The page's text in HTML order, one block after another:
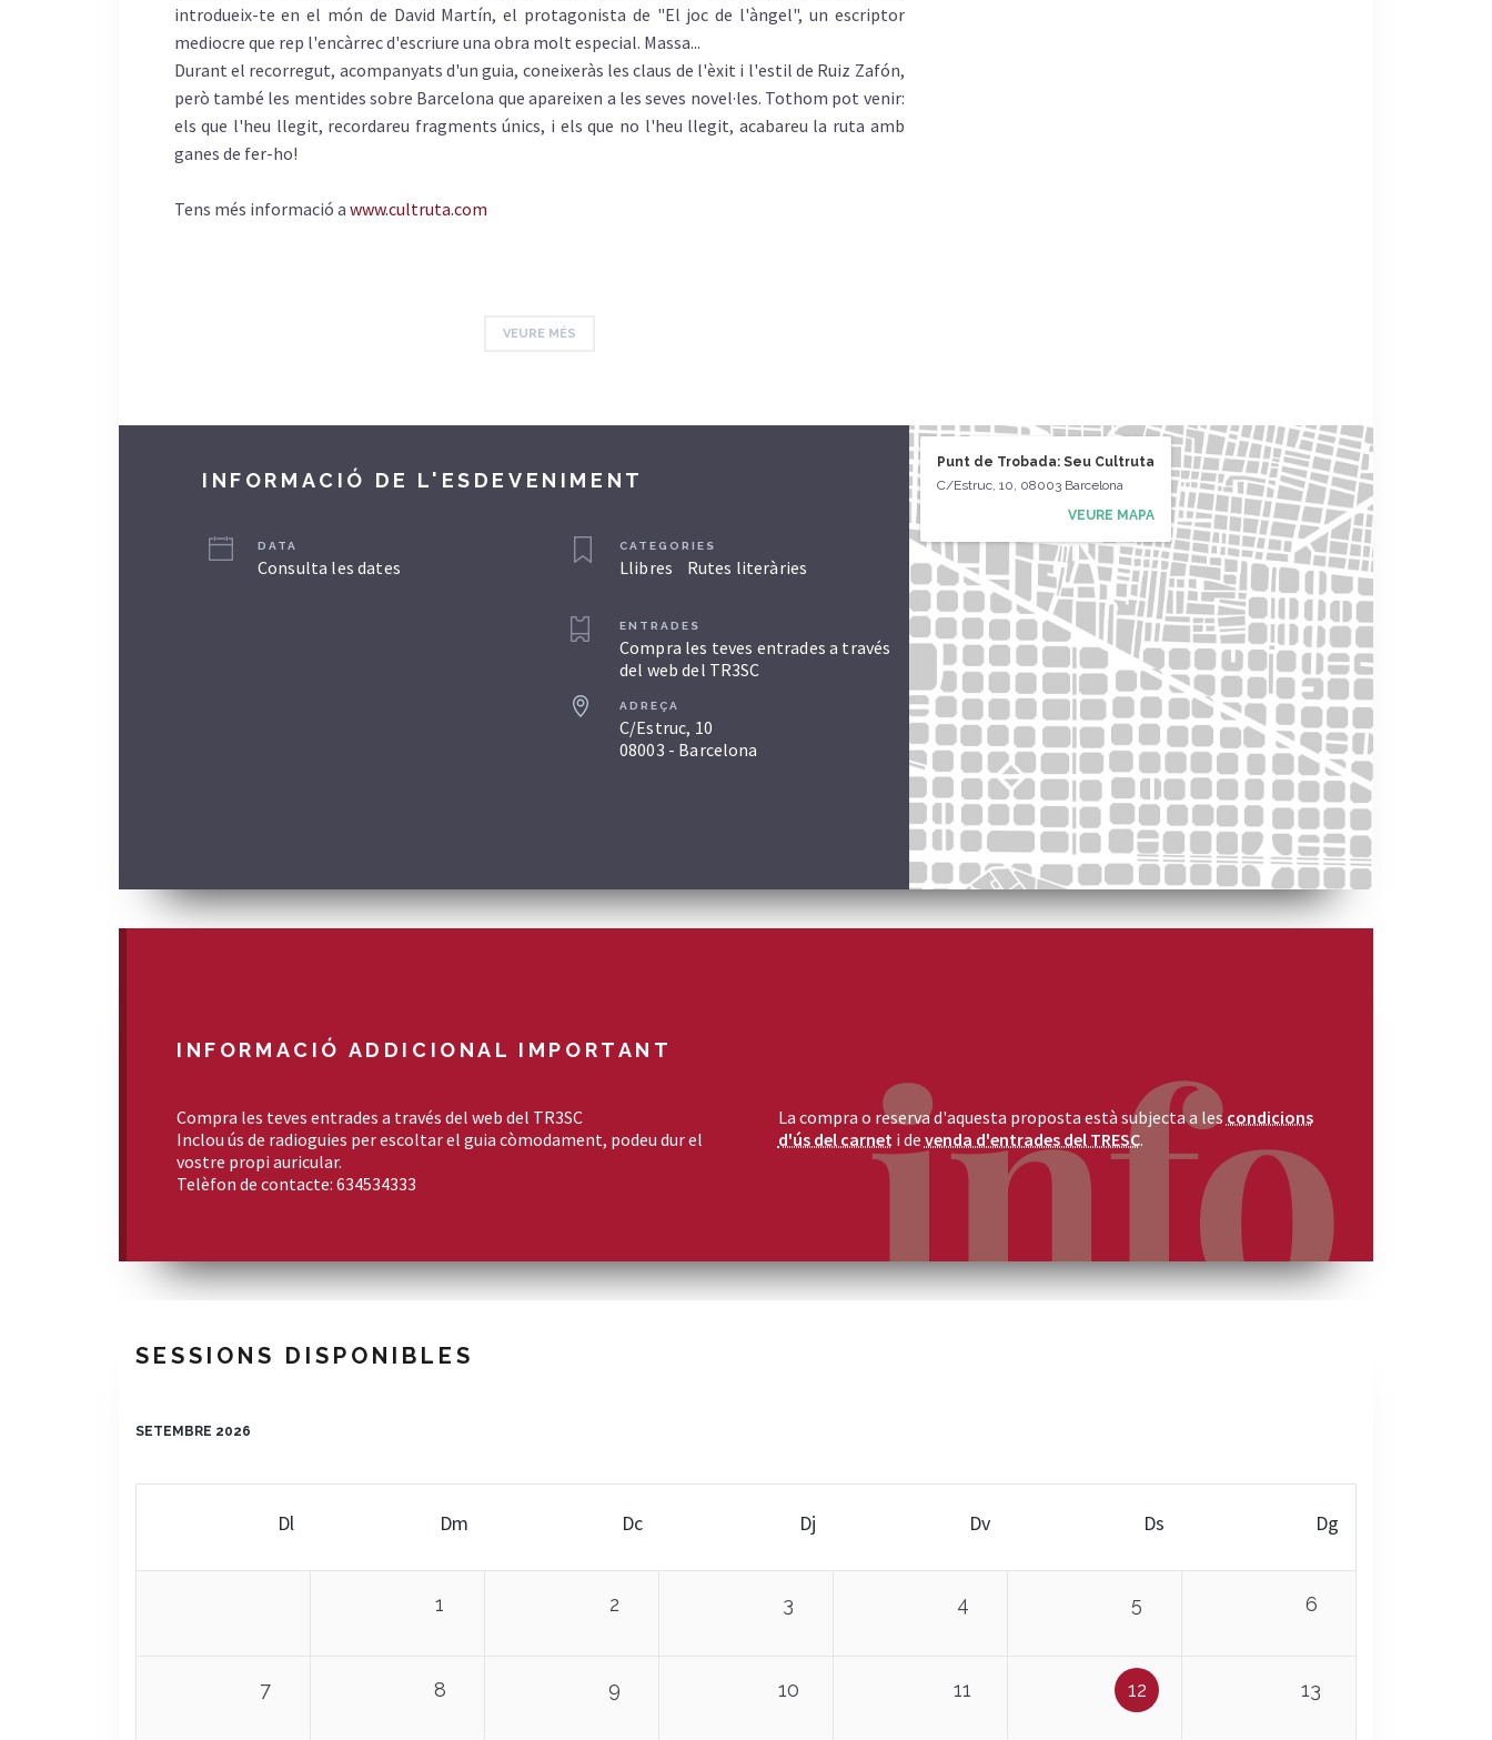
introdueix-te en el món de David Martín, el protagonista de "El joc de l'àngel", un escriptor
mediocre que rep l'encàrrec d'escriure una obra molt especial. Massa...
Durant el recorregut, acompanyats d'un guia, coneixeràs les claus de l'èxit i l'estil de Ruiz Zafón,
però també les mentides sobre Barcelona que apareixen a les seves novel·les. Tothom pot venir:
els que l'heu llegit, recordareu fragments únics, i els que no l'heu llegit, acabareu la ruta amb
ganes de fer-ho!
Tens més informació a www.cultruta.com
VEURE MÉS
INFORMACIÓ DE L'ESDEVENIMENT
DATA
Consulta les dates
CATEGORIES
Llibres Rutes literàries
ENTRADES
Compra les teves entrades a través
del web del TR3SC
ADREÇA
C/Estruc, 10
08003 - Barcelona
Punt de Trobada: Seu Cultruta
C/Estruc, 10, 08003 Barcelona
VEURE MAPA
INFORMACIÓ ADDICIONAL IMPORTANT
Compra les teves entrades a través del web del TR3SC
Inclou ús de radioguies per escoltar el guia còmodament, podeu dur el
vostre propi auricular.
Telèfon de contacte: 634534333
La compra o reserva d'aquesta proposta està subjecta a les condicions
d'ús del carneti de venda d'entrades del TRESC.
SESSIONS DISPONIBLES
SETEMBRE 2026
Dl Dm Dc Dj Dv Ds Dg
1 2 3 4 5 6
7 8 9 10 11 12 13